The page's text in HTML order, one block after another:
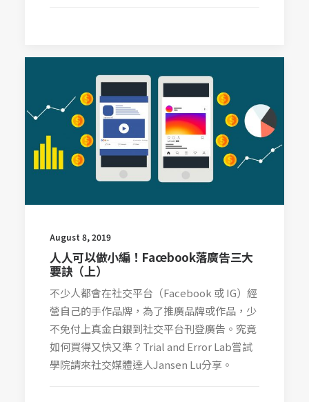
August 8, 2019
人人可以做小編！Facebook落廣告三大
要訣（上）
不少人都會在社交平台（Facebook 或 IG）經
營自己的手作品牌，為了推廣品牌或作品，少
不免付上真金白銀到社交平台刊登廣告。究竟
如何買得又快又準？Trial and Error Lab嘗試
學院請來社交媒體達人Jansen Lu分享。